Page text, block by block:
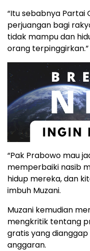
“Itu sebabnya Partai
perjuangan bagi
tidak mampu dan
orang terpinggirkan.”
“Pak Prabowo mau
memperbaiki nasib
hidup mereka, dan
imbuh Muzani.
Muzani kemudian
mengkritik tentang
gratis yang
anggaran.